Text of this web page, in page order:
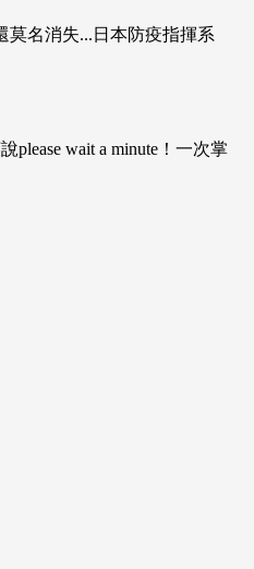
莫名消失...日本防疫指揮系
please wait a minute！一次掌